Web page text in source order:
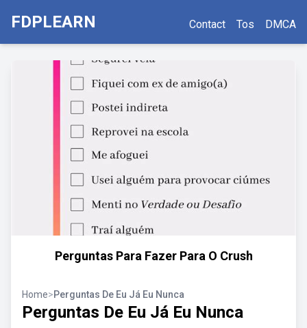
FDPLEARN Contact Tos DMCA
Perguntas Para Fazer Para O Crush
Home>Perguntas De Eu Já Eu Nunca
Perguntas De Eu Já Eu Nunca